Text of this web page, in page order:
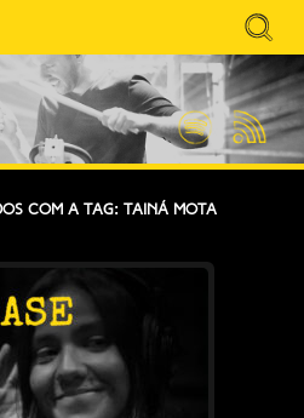
Search
for:
CONVERSA
SpotifyFeed
RSS
com a tag: Tainá Mota